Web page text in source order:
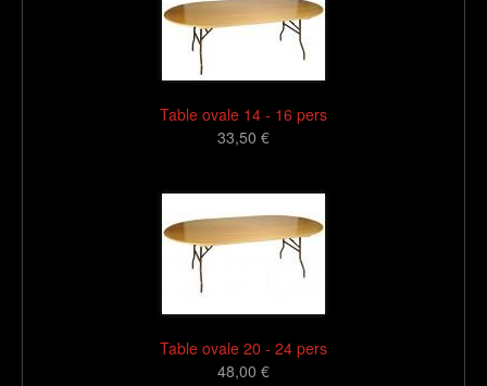
Table ovale 14 - 16 pers
33,50 €
Table ovale 20 - 24 pers
48,00 €